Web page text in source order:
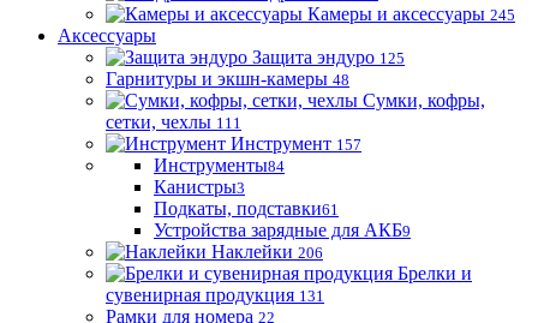
Камеры и аксессуары 245
Аксессуары
Защита эндуро 125
Гарнитуры и экшн-камеры 48
Сумки, кофры,
сетки, чехлы 111
Инструмент 157
Инструменты84
Канистры3
Подкаты, подставки61
Устройства зарядные для АКБ9
Наклейки 206
Брелки и
сувенирная продукция 131
Рамки для номера 22